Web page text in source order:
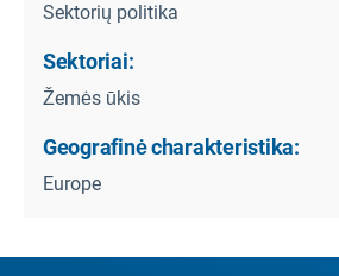
Sektorių politika
Sektoriai:
Žemės ūkis
Geografinė charakteristika:
Europe